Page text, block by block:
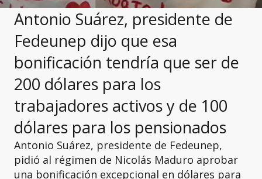
Antonio Suárez, presidente de
Fedeunep dijo que esa
bonificación tendría que ser de
200 dólares para los
trabajadores activos y de 100
dólares para los pensionados
Antonio Suárez, presidente de Fedeunep,
pidió al régimen de Nicolás Maduro aprobar
una bonificación excepcional en dólares para